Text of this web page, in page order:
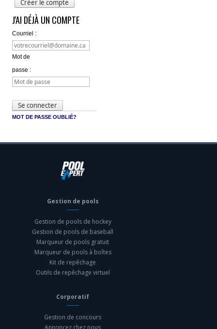
J'AI DÉJÀ UN COMPTE
Courriel :
Mot de
passe :
MOT DE PASSE OUBLIÉ?
Gestion de pools
Gestion de pools de hockey
Gestion de pools de baseball
Marqueur de pools gratuit
Marqueur de pools à boîtes
Kit de repêchage
Outils de repêchage virtuel
Corporatif
Gestion de concours
Annoncez chez nous